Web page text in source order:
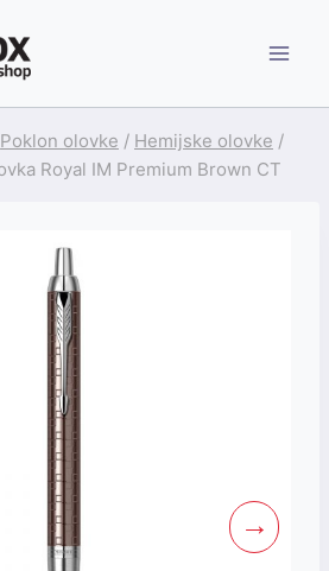
Poklon olovke / Hemijske olovke /
Royal IM Premium Brown CT